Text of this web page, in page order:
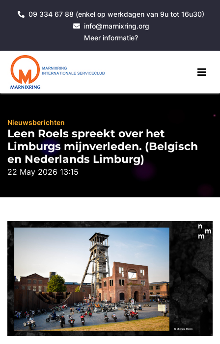
09 334 67 88 (enkel op werkdagen van 9u tot 16u30)
info@marnixring.org
Meer informatie?
Nieuwsberichten
Leen Roels spreekt over het
Limburgs mijnverleden. (Belgisch
en Nederlands Limburg)
22 May 2026 13:15